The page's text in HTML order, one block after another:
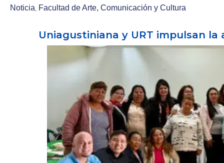
Académica
Investigaciones
Noticia‚ Facultad de Arte, Comunicación y Cultura
Uniagustiniana y URT impulsan